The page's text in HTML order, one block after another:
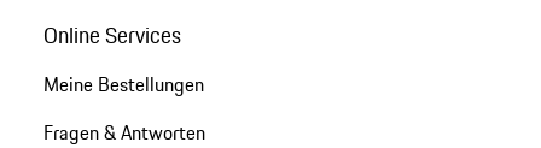
Online Services
Meine Bestellungen
Fragen & Antworten